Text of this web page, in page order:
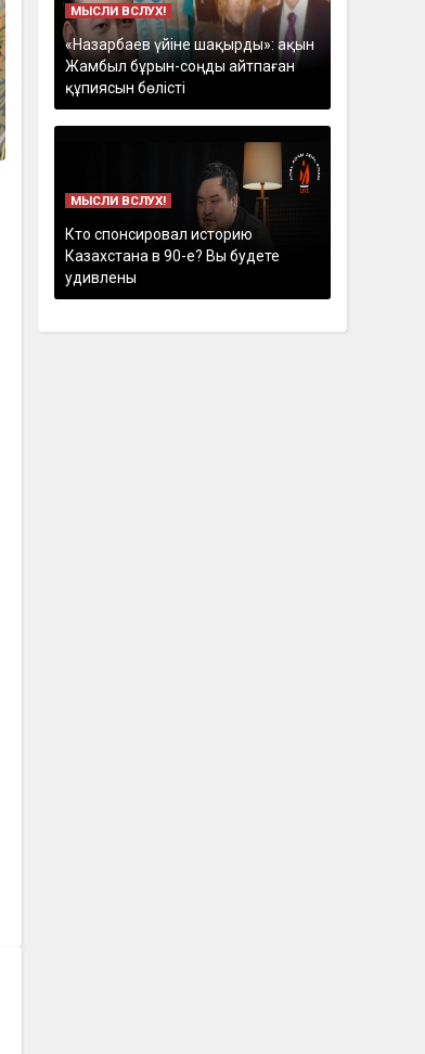
МЫСЛИ ВСЛУХ!
«Назарбаев үйіне шақырды»: ақын
Жамбыл бұрын-соңды айтпаған
құпиясын бөлісті
МЫСЛИ ВСЛУХ!
Кто спонсировал историю
Казахстана в 90-е? Вы будете
удивлены